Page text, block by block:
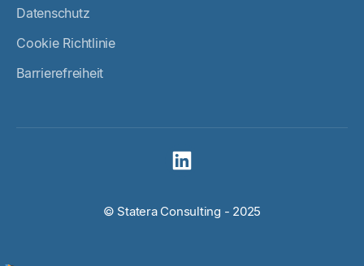
Datenschutz
Cookie Richtlinie
Barrierefreiheit
© Statera Consulting - 2025